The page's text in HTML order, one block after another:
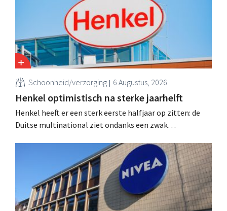
Schoonheid/verzorging 6 Augustus, 2026
Henkel optimistisch na sterke jaarhelft
Henkel heeft er een sterk eerste halfjaar op zitten: de
Duitse multinational ziet ondanks een zwak
haarverzorging en wasmiddelen en voert de
overnameactiviteiten op.